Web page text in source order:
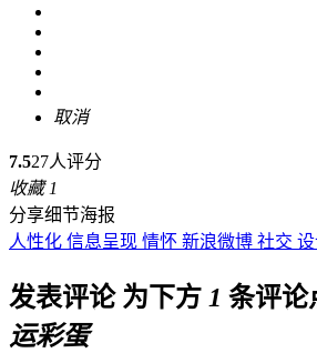
取消
7.527人评分
收藏 1
分享细节海报
人性化 信息呈现 情怀 新浪微博 社交
发表评论 为下方 1 条评论
运彩蛋